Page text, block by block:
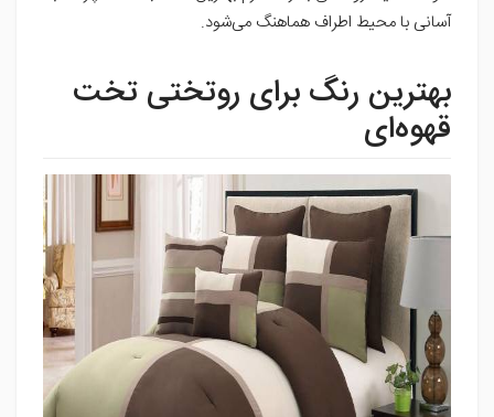
آسانی با محیط اطراف هماهنگ می‌شود.
بهترین رنگ برای روتختی تخت
قهوه‌ای